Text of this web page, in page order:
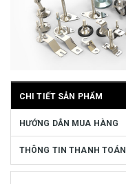
CHI TIẾT SẢN PHẨM
HƯỚNG DẪN MUA HÀNG
THÔNG TIN THANH TOÁN